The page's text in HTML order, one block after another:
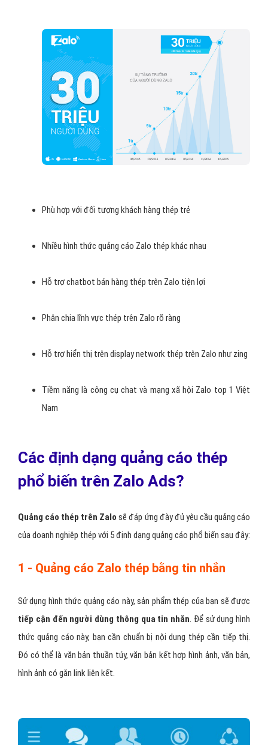
Phù hợp với đối tượng khách hàng thép trẻ
Nhiều hình thức quảng cáo Zalo thép khác nhau
Hỗ trợ chatbot bán hàng thép trên Zalo tiện lợi
Phân chia lĩnh vực thép trên Zalo rõ ràng
Hỗ trợ hiển thị trên display network thép trên Zalo như zing
Tiềm năng là công cụ chat và mạng xã hội Zalo top 1 Việt
Nam
Các định dạng quảng cáo thép
phổ biến trên Zalo Ads?
Quảng cáo thép trên Zalo sẽ đáp ứng đày đủ yêu cầu quảng cáo
của doanh nghiệp thép với 5 định dạng quảng cáo phổ biến sau đây:
1 - Quảng cáo Zalo thép bằng tin nhắn
Sử dụng hình thức quảng cáo này, sản phẩm thép của bạn sẽ được
tiếp cận đến người dùng thông qua tin nhắn. Để sử dụng hình
thức quảng cáo này, bạn cần chuẩn bị nội dung thép cần tiếp thị.
Đó có thể là văn bản thuần túy, văn bản kết hợp hình ảnh, văn bản,
hình ảnh có gắn link liên kết.